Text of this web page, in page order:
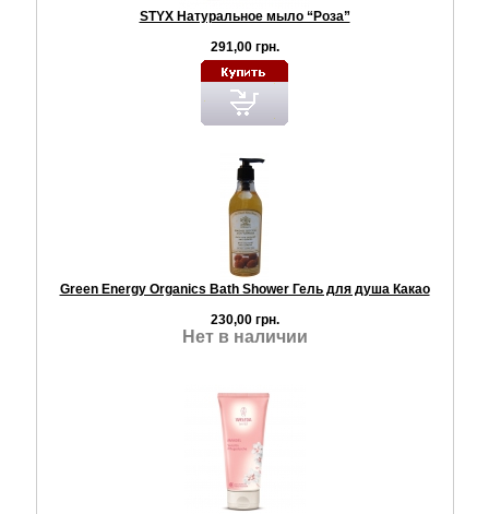
STYX Натуральное мыло “Роза”
291,00 грн.
Green Energy Organics Bath Shower Гель для душа Какао
230,00 грн.
Нет в наличии